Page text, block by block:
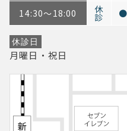
14:30～18:00 休
診 ●
休診日
月曜日・祝日